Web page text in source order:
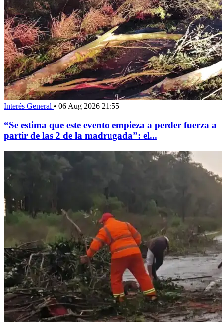
Interés General • 06 Aug 2026 21:55
“Se estima que este evento empieza a perder fuerza a
partir de las 2 de la madrugada”: el...